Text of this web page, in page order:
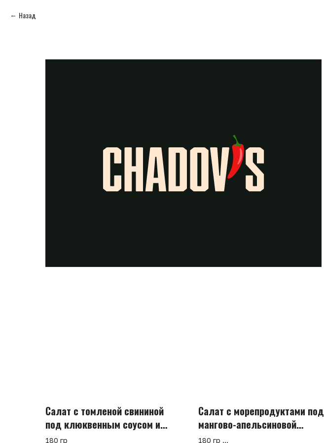
Назад
Салат с томленой свининой
под клюквенным соусом и
айоли
180 гр
Салат с морепродуктами под
мангово-апельсиновой
заправкой
180 гр